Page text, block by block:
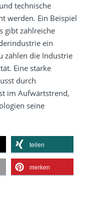
technische
werden. Ein Beispiel
gibt zahlreiche
ein
zählen die Industrie
Eine starke
durch
im Aufwärtstrend,
seine
teilen
merken